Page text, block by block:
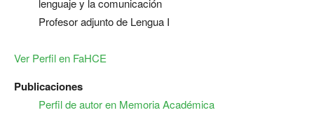
lenguaje y la comunicación
Profesor adjunto de Lengua I
Ver Perfil en FaHCE
Publicaciones
Perfil de autor en Memoria Académica